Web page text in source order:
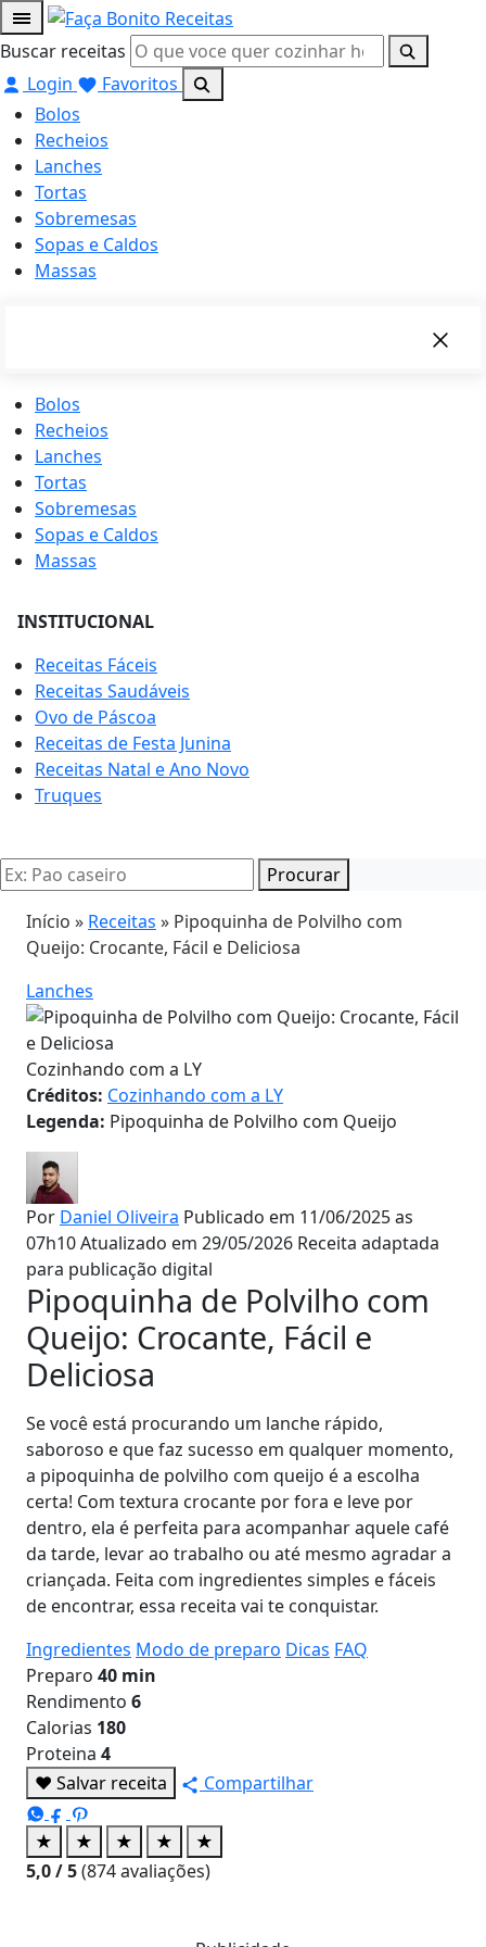
Buscar receitas
Login
Favoritos
Bolos
Recheios
Lanches
Tortas
Sobremesas
Sopas e Caldos
Massas
Bolos
Recheios
Lanches
Tortas
Sobremesas
Sopas e Caldos
Massas
INSTITUCIONAL
Receitas Fáceis
Receitas Saudáveis
Ovo de Páscoa
Receitas de Festa Junina
Receitas Natal e Ano Novo
Truques
Procurar
Início » Receitas » Pipoquinha de Polvilho com
Queijo: Crocante, Fácil e Deliciosa
Lanches
Cozinhando com a LY
Créditos: Cozinhando com a LY
Legenda: Pipoquinha de Polvilho com Queijo
Por Daniel Oliveira Publicado em 11/06/2025 as
07h10Atualizado em 29/05/2026 Receita adaptada
para publicação digital
Pipoquinha de Polvilho com
Queijo: Crocante, Fácil e
Deliciosa
Se você está procurando um lanche rápido,
saboroso e que faz sucesso em qualquer momento,
a pipoquinha de polvilho com queijo é a escolha
certa! Com textura crocante por fora e leve por
dentro, ela é perfeita para acompanhar aquele café
da tarde, levar ao trabalho ou até mesmo agradar a
criançada. Feita com ingredientes simples e fáceis
de encontrar, essa receita vai te conquistar.
Ingredientes Modo de preparo Dicas FAQ
Preparo 40 min
Rendimento 6
Calorias 180
Proteina 4
♥ Salvar receita Compartilhar
★ ★ ★ ★
★
5,0/ 5(874avaliações)